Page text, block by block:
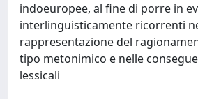
indoeuropee, al fine di porre in
interlinguisticamente ricorrenti
rappresentazione del
tipo metonimico e nelle
lessicali